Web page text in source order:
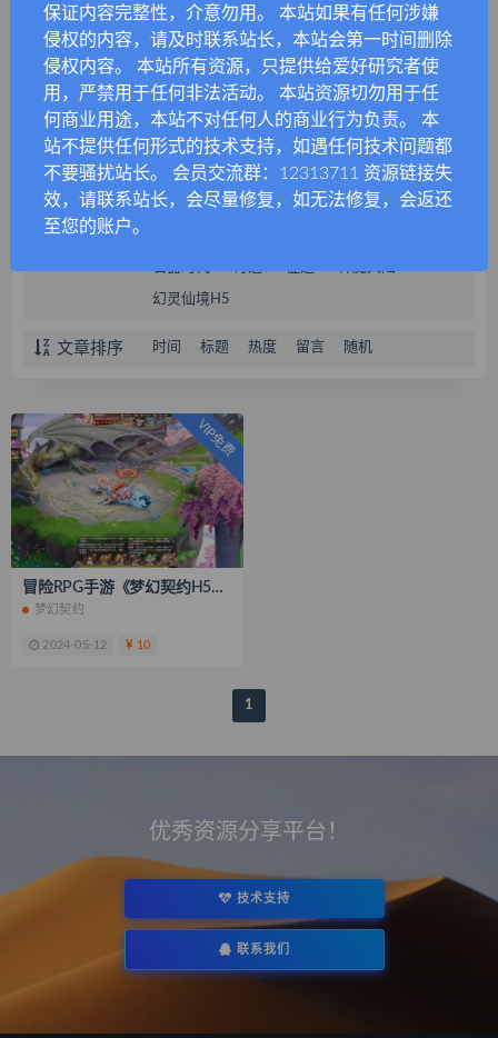
反恐精英 时空战场 仙剑奇侠传
艾尔登法环 赛博朋克 荒野大镖客
使命召唤 星辰变 完美世界
圣境传说 星际战娘 神雕侠侣
封神问道 圣魂纷争 梦幻契约
万灵山海之境 无名杀 秦时明月
飞车 天道情缘 桃园将星录
幻灵仙境H5
文章排序 时间 标题 热度 留言 随机
VIP免费
冒险RPG手游《梦幻契约H5》镜像一键端+手工服务端+GM授权后台+运营后台+搭建教程
梦幻契约
2024-05-12 10
1
优秀资源分享平台！
技术支持
联系我们
保证内容完整性，介意勿用。 本站如果有任何涉嫌
侵权的内容，请及时联系站长，本站会第一时间删除
侵权内容。 本站所有资源，只提供给爱好研究者使
用，严禁用于任何非法活动。 本站资源切勿用于任
何商业用途，本站不对任何人的商业行为负责。 本
站不提供任何形式的技术支持，如遇任何技术问题都
不要骚扰站长。 会员交流群：12313711 资源链接失
效，请联系站长，会尽量修复，如无法修复，会返还
至您的账户。